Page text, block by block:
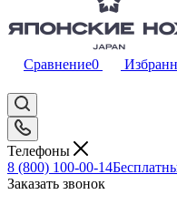
Сравнение0
Телефоны
8 (800) 100-00-14
Заказать звонок